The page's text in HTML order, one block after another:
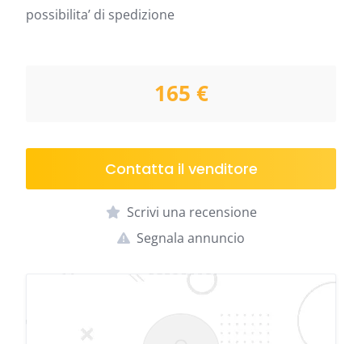
possibilita’ di spedizione
165 €
Contatta il venditore
Scrivi una recensione
Segnala annuncio